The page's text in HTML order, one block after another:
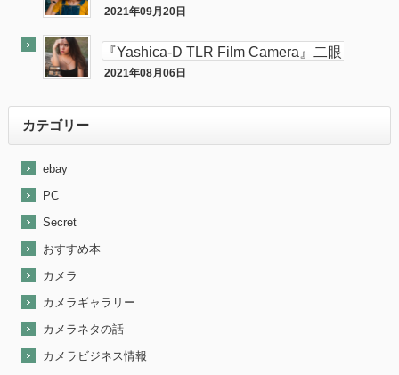
解・修理してみた。
2021年09月20日
『Yashica-D TLR Film Camera』二眼
カメラが売れました。
2021年08月06日
カテゴリー
ebay
PC
Secret
おすすめ本
カメラ
カメラギャラリー
カメラネタの話
カメラビジネス情報